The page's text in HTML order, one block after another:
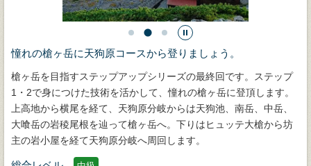
憧れの槍ヶ岳に天狗原コースから登りましょう。
槍ヶ岳を目指すステップアップシリーズの最終回です。ステップ
1・2で身につけた技術を活かして、憧れの槍ヶ岳に登頂します。
上高地から横尾を経て、天狗原分岐からは天狗池、南岳、中岳、
大喰岳の岩稜尾根を辿って槍ヶ岳へ。下りはヒュッテ大槍から坊
主の岩小屋を経て天狗原分岐へ周回します。